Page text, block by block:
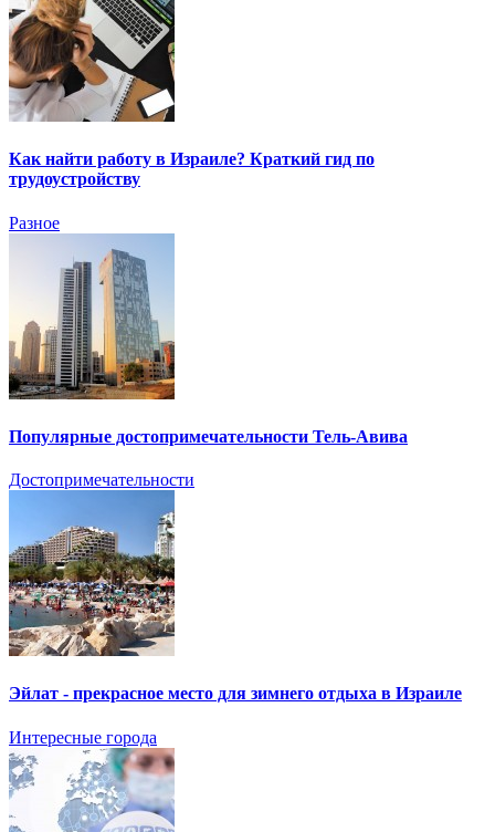
Как найти работу в Израиле? Краткий гид по
трудоустройству
Разное
Популярные достопримечательности Тель-Авива
Достопримечательности
Эйлат - прекрасное место для зимнего отдыха в Израиле
Интересные города